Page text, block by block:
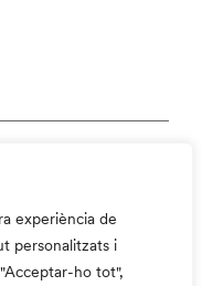
experiència de
personalitzats i
ho tot",